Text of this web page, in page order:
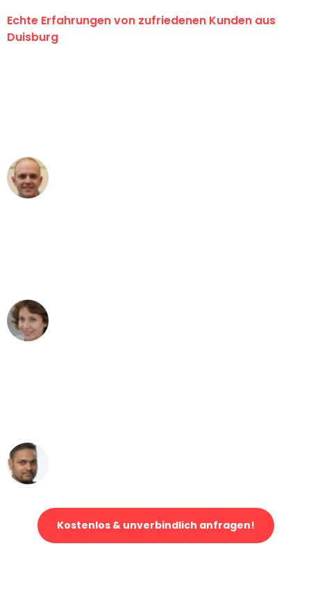
Echte Erfahrungen von zufriedenen Kunden aus
Duisburg
Kostenlos & unverbindlich anfragen!